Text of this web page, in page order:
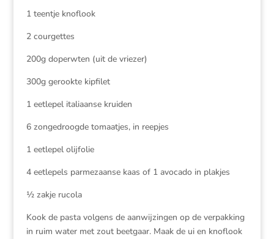
1 teentje knoflook
2 courgettes
200g doperwten (uit de vriezer)
300g gerookte kipfilet
1 eetlepel italiaanse kruiden
6 zongedroogde tomaatjes, in reepjes
1 eetlepel olijfolie
4 eetlepels parmezaanse kaas of 1 avocado in plakjes
½ zakje rucola
Kook de pasta volgens de aanwijzingen op de verpakking
in ruim water met zout beetgaar. Maak de ui en knoflook